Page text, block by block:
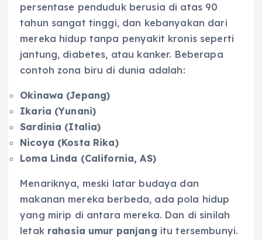
persentase penduduk berusia di atas 90
tahun sangat tinggi, dan kebanyakan dari
mereka hidup tanpa penyakit kronis seperti
jantung, diabetes, atau kanker. Beberapa
contoh zona biru di dunia adalah:
Okinawa (Jepang)
Ikaria (Yunani)
Sardinia (Italia)
Nicoya (Kosta Rika)
Loma Linda (California, AS)
Menariknya, meski latar budaya dan
makanan mereka berbeda, ada pola hidup
yang mirip di antara mereka. Dan di sinilah
letak rahasia umur panjang itu tersembunyi.